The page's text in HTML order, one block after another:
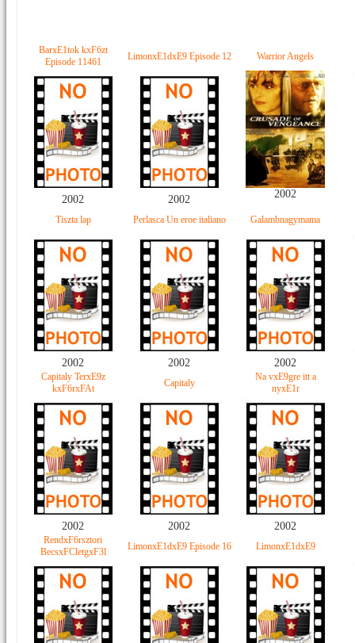
BarxE1tok kxF6zt
Episode 11461
2002
LimonxE1dxE9 Episode 12
2002
Warrior Angels
2002
Tiszta lap
2002
Perlasca Un eroe italiano
2002
Galambnagymama
2002
Capitaly TerxE9z
kxF6rxFAt
2002
Capitaly
2002
Na vxE9gre itt a
nyxE1r
2002
RendxF6rsztori
BecsxFCletgxF3l
LimonxE1dxE9 Episode 16 LimonxE1dxE9